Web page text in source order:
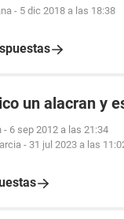
- 5 dic 2018 a las 18:38
un alacran y
- 6 sep 2012 a las 21:34
- 31 jul 2023 a las